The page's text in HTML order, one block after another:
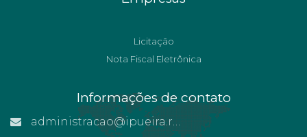
Licitação
Nota Fiscal Eletrônica
Informações de contato
administracao@ipueira.rn.gov.br